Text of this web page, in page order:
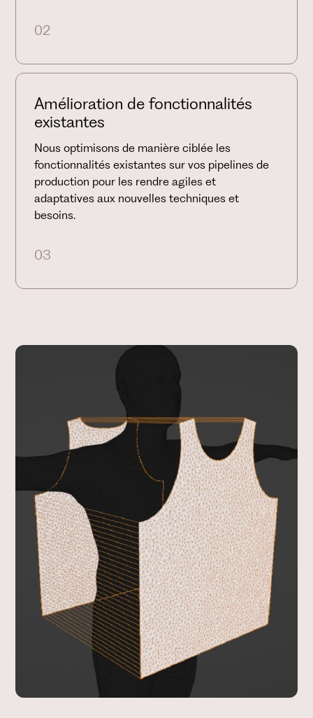
02
Amélioration de fonctionnalités
existantes
Nous optimisons de manière ciblée les
fonctionnalités existantes sur vos pipelines de
production pour les rendre agiles et
adaptatives aux nouvelles techniques et
besoins.
03